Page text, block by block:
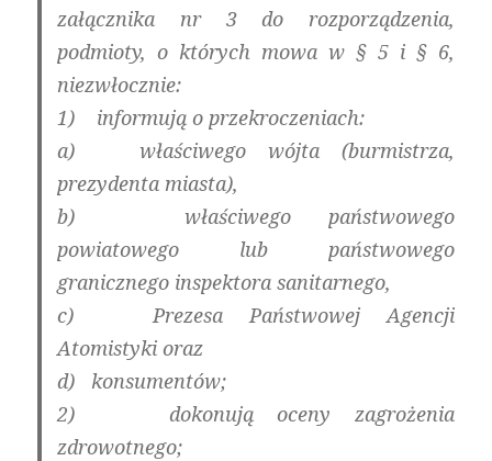
załącznika nr 3 do rozporządzenia,
podmioty, o których mowa w § 5 i § 6,
niezwłocznie:
1) informują o przekroczeniach:
a) właściwego wójta (burmistrza,
prezydenta miasta),
b) właściwego państwowego
powiatowego lub państwowego
granicznego inspektora sanitarnego,
c) Prezesa Państwowej Agencji
Atomistyki oraz
d) konsumentów;
2) dokonują oceny zagrożenia
zdrowotnego;